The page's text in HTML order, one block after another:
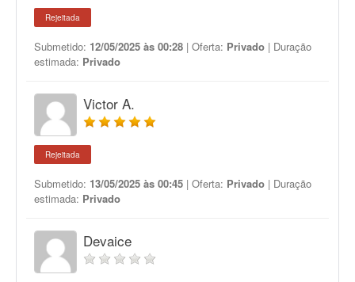
Rejeitada
Submetido: 12/05/2025 às 00:28 | Oferta: Privado | Duração
estimada: Privado
Victor A.
Rejeitada
Submetido: 13/05/2025 às 00:45 | Oferta: Privado | Duração
estimada: Privado
Devaice